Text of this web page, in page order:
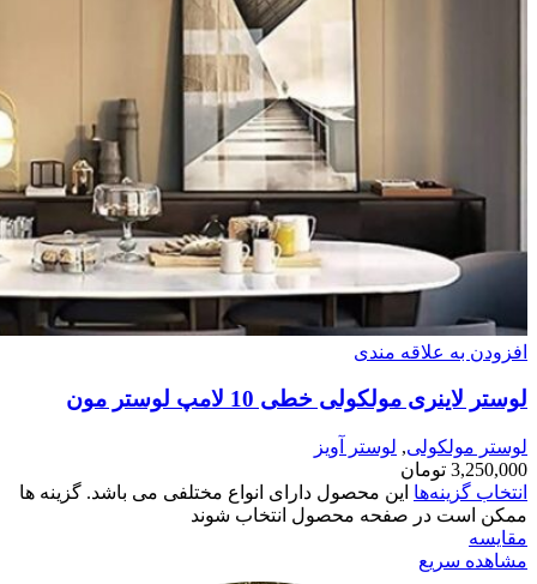
افزودن به علاقه مندی
لوستر لاینری مولکولی خطی 10 لامپ لوستر مون
لوستر مولکولی, لوستر آویز
3,250,000 تومان
انتخاب گزینه‌ها این محصول دارای انواع مختلفی می باشد. گزینه ها
ممکن است در صفحه محصول انتخاب شوند
مقایسه
مشاهده سریع